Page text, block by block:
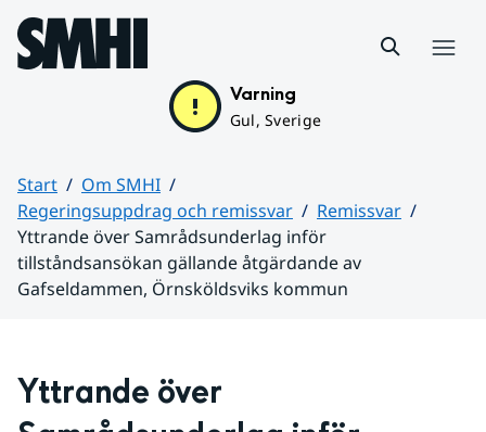
Hoppa till sidans innehåll
Varning
Gul, Sverige
Start
Om SMHI
Regeringsuppdrag och remissvar
Remissvar
Yttrande över Samrådsunderlag inför
tillståndsansökan gällande åtgärdande av
Gafseldammen, Örnsköldsviks kommun
Yttrande över